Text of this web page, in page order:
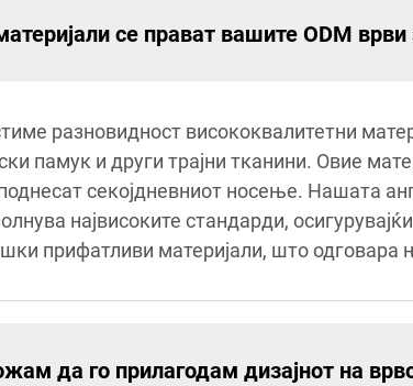
се прават вашите ODM врви
разновидност висококвалитетни
памук и други трајни тканини. Овие
секојдневниот носење. Нашата
највисоките стандарди,
прифатливи материјали, што одговара
да го прилагодам дизајнот на